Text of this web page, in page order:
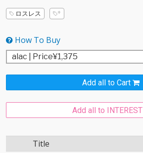
ロスレス
How To Buy
Add all to Cart
Add all to INTEREST
Title